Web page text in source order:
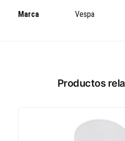
Marca Vespa
Productos